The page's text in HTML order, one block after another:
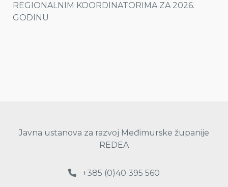
REGIONALNIM KOORDINATORIMA ZA 2026.
GODINU
Javna ustanova za razvoj Međimurske županije
REDEA
+385 (0)40 395 560